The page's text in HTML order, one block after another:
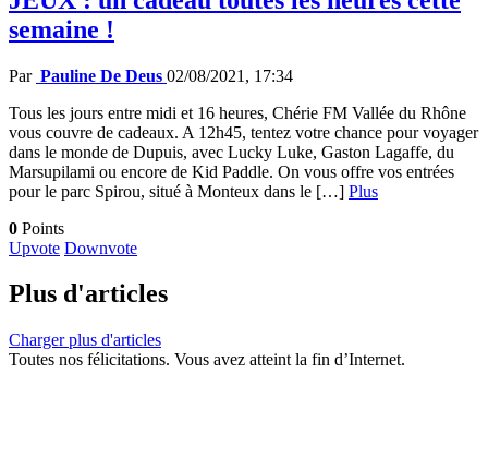
semaine !
Par Pauline De Deus 02/08/2021, 17:34
Tous les jours entre midi et 16 heures, Chérie FM Vallée du Rhône
vous couvre de cadeaux. A 12h45, tentez votre chance pour voyager
dans le monde de Dupuis, avec Lucky Luke, Gaston Lagaffe, du
Marsupilami ou encore de Kid Paddle. On vous offre vos entrées
pour le parc Spirou, situé à Monteux dans le […] Plus
0 Points
Upvote Downvote
Plus d'articles
Charger plus d'articles
Toutes nos félicitations. Vous avez atteint la fin d’Internet.